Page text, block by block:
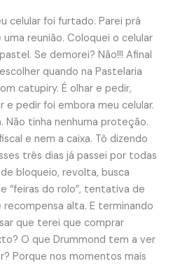
celular foi furtado. Parei prá
reunião. Coloquei o celular
Se demorei? Não!!! Afinal
quando na Pastelaria
catupiry. É olhar e pedir,
e pedir foi embora meu celular.
Não tinha nenhuma proteção.
e nem a caixa. Tô dizendo
três dias já passei por todas
bloqueio, revolta, busca
“feiras do rolo”, tentativa de
alta. E terminando
que terei que comprar
O que Drummond tem a ver
Porque nos momentos mais